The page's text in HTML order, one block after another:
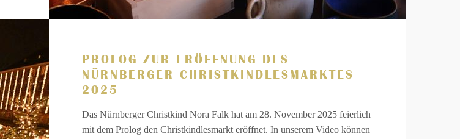
PROLOG ZUR ERÖFFNUNG DES
NÜRNBERGER CHRISTKINDLESMARKTES
2025
Das Nürnberger Christkind Nora Falk hat am 28. November 2025 feierlich
mit dem Prolog den Christkindlesmarkt eröffnet. In unserem Video können